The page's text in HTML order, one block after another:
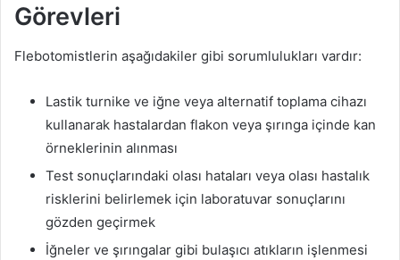
Görevleri
Flebotomistlerin aşağıdakiler gibi sorumlulukları vardır:
Lastik turnike ve iğne veya alternatif toplama cihazı
kullanarak hastalardan flakon veya şırınga içinde kan
örneklerinin alınması
Test sonuçlarındaki olası hataları veya olası hastalık
risklerini belirlemek için laboratuvar sonuçlarını
gözden geçirmek
İğneler ve şırıngalar gibi bulaşıcı atıkların işlenmesi